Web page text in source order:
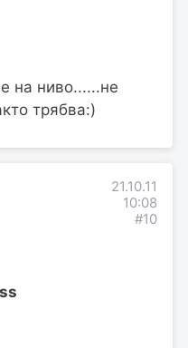
на ниво......не
трябва:)
21.10.11
10:08
#10